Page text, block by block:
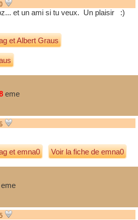
et un ami si tu veux. Un plaisir :)
etAlbert Graus
eme
etemna0 Voir la fiche de emna0
eme